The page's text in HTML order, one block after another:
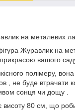
на металевих
Журавлик на
вашого
полімеру,
, не буде втрачати
сонця чи дощу .
80 см, що